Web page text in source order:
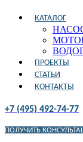
КАТАЛОГ
ПРОЕКТЫ
СТАТЬИ
КОНТАКТЫ
+7 (495) 492-74-77
ПОЛУЧИТЬ